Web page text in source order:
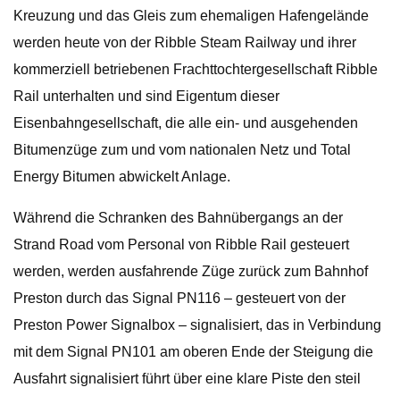
Kreuzung und das Gleis zum ehemaligen Hafengelände
werden heute von der Ribble Steam Railway und ihrer
kommerziell betriebenen Frachttochtergesellschaft Ribble
Rail unterhalten und sind Eigentum dieser
Eisenbahngesellschaft, die alle ein- und ausgehenden
Bitumenzüge zum und vom nationalen Netz und Total
Energy Bitumen abwickelt Anlage.
Während die Schranken des Bahnübergangs an der
Strand Road vom Personal von Ribble Rail gesteuert
werden, werden ausfahrende Züge zurück zum Bahnhof
Preston durch das Signal PN116 – gesteuert von der
Preston Power Signalbox – signalisiert, das in Verbindung
mit dem Signal PN101 am oberen Ende der Steigung die
Ausfahrt signalisiert führt über eine klare Piste den steil